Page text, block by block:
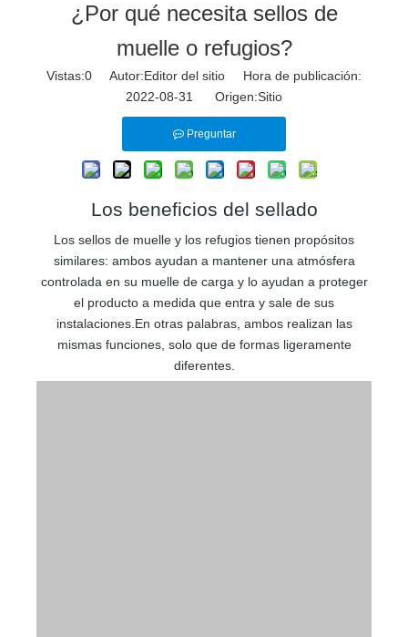
¿Por qué necesita sellos de
muelle o refugios?
Vistas:0 Autor:Editor del sitio Hora de publicación:
2022-08-31 Origen:Sitio
Preguntar
Los beneficios del sellado
Los sellos de muelle y los refugios tienen propósitos
similares: ambos ayudan a mantener una atmósfera
controlada en su muelle de carga y lo ayudan a proteger
el producto a medida que entra y sale de sus
instalaciones.En otras palabras, ambos realizan las
mismas funciones, solo que de formas ligeramente
diferentes.